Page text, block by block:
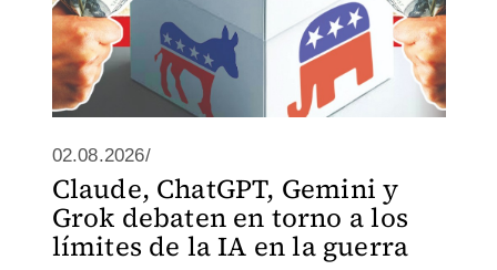
02.08.2026/
Claude, ChatGPT, Gemini y
Grok debaten en torno a los
límites de la IA en la guerra